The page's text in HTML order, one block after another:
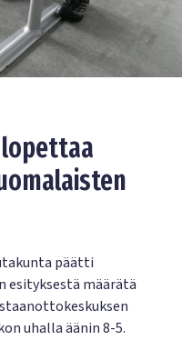
päätti
esityksestä määrätä
uhalla äänin 8-5.